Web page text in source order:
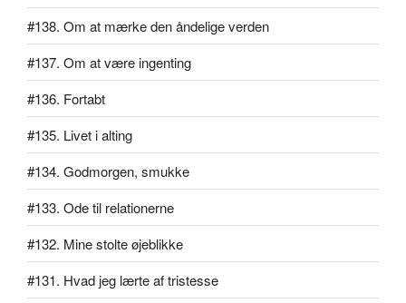
#138. Om at mærke den åndelige verden
#137. Om at være ingenting
#136. Fortabt
#135. Livet i alting
#134. Godmorgen, smukke
#133. Ode til relationerne
#132. Mine stolte øjeblikke
#131. Hvad jeg lærte af tristesse